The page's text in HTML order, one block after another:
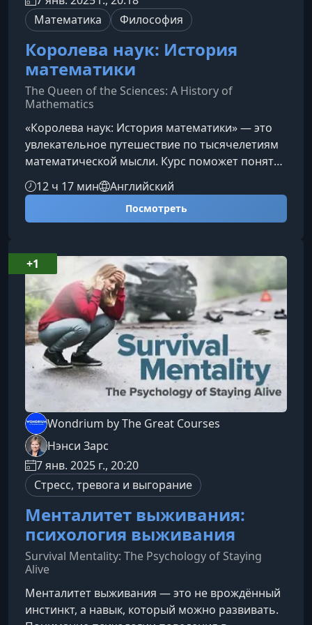
Математика
Философия
Королева наук: История
математики
The Queen of the Sciences: A History of
Mathematics
«Королева наук: История математики» — это
увлекательное путешествие по тысячелетиям
математической мысли. Курс поможет понять,
как складывались фундаментальные идеи,
формировавшие науку, культуру и технологии,
и почему математика стала универсальным
человечество открывало математические
законы, стремясь упорядочить хаос
окружающей реальности. Эти открытия
отражали не т
12 ч 17 мин Английский
Посмотреть
Wondrium by The Great Courses
Нэнси Зарс
7 янв. 2025 г., 20:20
Стресс, тревога и выгорание
Менталитет выживания:
психология выживания
Survival Mentality: The Psychology of Staying
Alive
Менталитет выживания — это не врождённый
инстинкт, а навык, который можно развивать.
+1